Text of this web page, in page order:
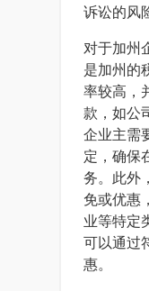
诉讼的风
对于加州
是加州的
率较高，
款，如公
企业主需
定，确保
务。此外
免或优惠
业等特定
可以通过
惠。